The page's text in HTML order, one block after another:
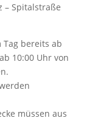
– Spitalstraße
Tag bereits ab
10:00 Uhr von
müssen aus